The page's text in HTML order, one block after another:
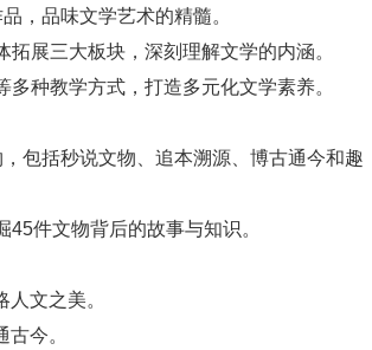
，品味文学艺术的精髓。
展三大板块，深刻理解文学的内涵。
种教学方式，打造多元化文学素养。
包括秒说文物、追本溯源、博古通今和趣
件文物背后的故事与知识。
文之美。
今。